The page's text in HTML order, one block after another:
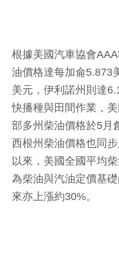
根據美國汽車協會
油價格達每加侖5.873
美元，伊利諾州則達
快播種與田間作業，
部多州柴油價格於5月
西根州柴油價格也同
以來，美國全國平均
為柴油與汽油定價基
來亦上漲約30%。